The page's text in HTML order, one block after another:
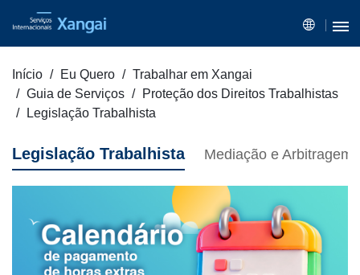
Início Eu Quero
Trabalhar em Xangai
Guia de Serviços
Proteção dos Direitos Trabalhistas
Legislação Trabalhista
Legislação Trabalhista Mediação e Arbitragem